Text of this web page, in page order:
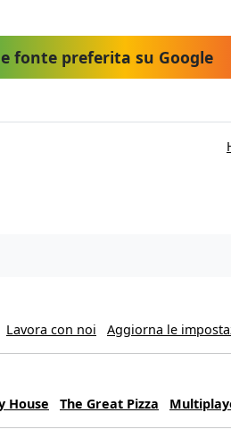
fonte preferita su Google
Lavora con noi Aggiorna le
House The Great Pizza